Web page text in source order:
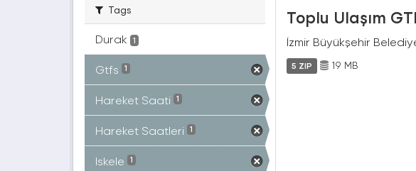
Tags
Durak 1
Gtfs 1
Hareket Saati 1
Hareket Saatleri 1
Iskele 1
Toplu Ulaşım
İzmir Büyükşehir
5 ZIP 19 MB